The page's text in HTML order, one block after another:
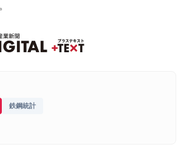
鉄鋼統計